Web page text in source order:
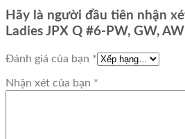
Hãy là người đầu tiên nhận
Ladies JPX Q #6-PW, GW, AW
Đánh giá của bạn *
Nhận xét của bạn *